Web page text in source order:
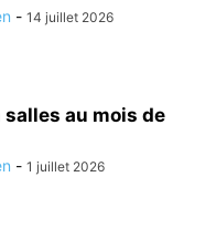
- 14 juillet 2026
salles au mois de
- 1 juillet 2026